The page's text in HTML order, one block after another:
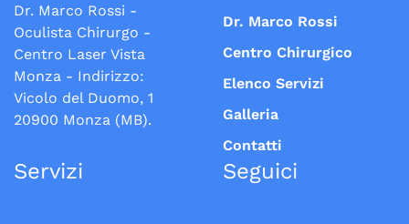
Dr. Marco Rossi -
Oculista Chirurgo -
Centro Laser Vista
Monza - Indirizzo:
Vicolo del Duomo, 1
20900 Monza (MB).
Dr. Marco Rossi
Centro Chirurgico
Elenco Servizi
Galleria
Contatti
Servizi Seguici